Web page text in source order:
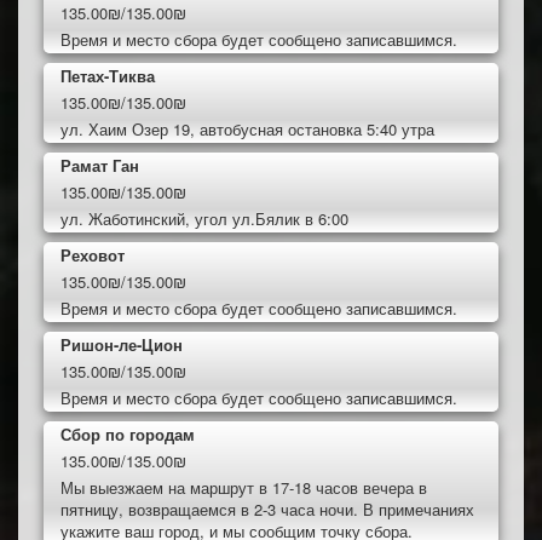
135.00₪/135.00₪
Время и место сбора будет сообщено записавшимся.
Петах-Тиква
135.00₪/135.00₪
ул. Хаим Озер 19, автобусная остановка 5:40 утра
Рамат Ган
135.00₪/135.00₪
ул. Жаботинский, угол ул.Бялик в 6:00
Реховот
135.00₪/135.00₪
Время и место сбора будет сообщено записавшимся.
Ришон-ле-Цион
135.00₪/135.00₪
Время и место сбора будет сообщено записавшимся.
Сбор по городам
135.00₪/135.00₪
Мы выезжаем на маршрут в 17-18 часов вечера в
пятницу, возвращаемся в 2-3 часа ночи. В примечаниях
укажите ваш город, и мы сообщим точку сбора.